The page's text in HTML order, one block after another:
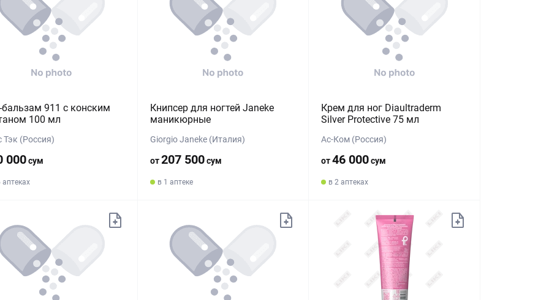
бальзам 911 с конским
100 мл
Тэк (Россия)
000сум
аптеках
Книпсер для ногтей Janeke
маникюрные
Giorgio Janeke (Италия)
от207 500сум
в 1 аптеке
Крем для ног Diaultraderm
Silver Protective 75 мл
Ас-Ком (Россия)
от46 000сум
в 2 аптеках